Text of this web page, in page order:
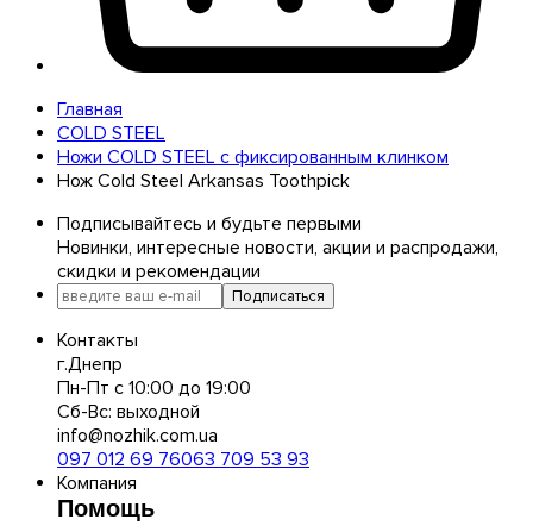
Главная
COLD STEEL
Ножи COLD STEEL с фиксированным клинком
Нож Cold Steel Arkansas Toothpick
Подписывайтесь и будьте первыми
Новинки, интересные новости, акции и распродажи,
скидки и рекомендации
Подписаться
Контакты
г.Днепр
Пн-Пт с 10:00 до 19:00
Сб-Вс: выходной
info@nozhik.com.ua
097 012 69 76063 709 53 93
Компания
Помощь